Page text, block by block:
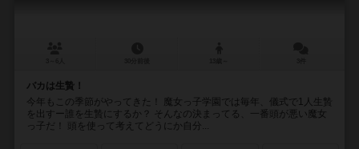
バカは生贄！
今年もこの季節がやってきた！ 魔女っ子学園では毎年、儀式で1人生贄
を出すー誰を生贄にするか？ そんなの決まってる、一番頭が悪い魔女
っ子だ！ 頭を使って考えてどうにか自分...